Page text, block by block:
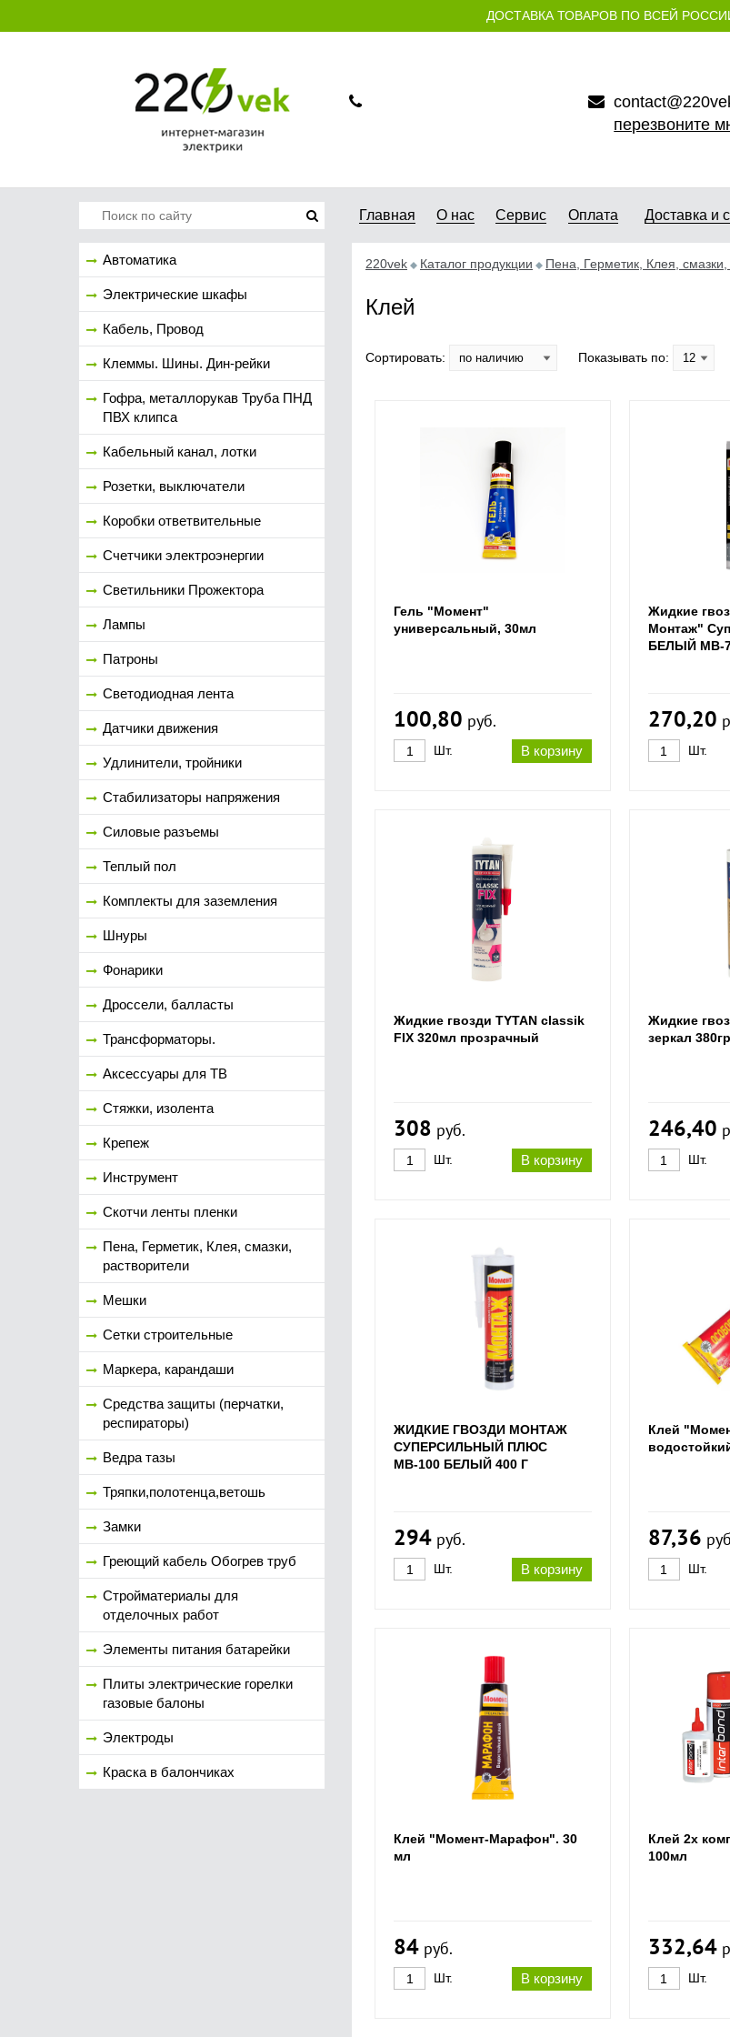
ДОСТАВКА ТОВАРОВ ПО ВСЕЙ
перезвоните
Автоматика
Электрические шкафы
Кабель, Провод
Клеммы. Шины. Дин-рейки
Гофра, металлорукав Труба ПНД
ПВХ клипса
Кабельный канал, лотки
Розетки, выключатели
Коробки ответвительные
Счетчики электроэнергии
Светильники Прожектора
Лампы
Патроны
Светодиодная лента
Датчики движения
Удлинители, тройники
Стабилизаторы напряжения
Силовые разъемы
Теплый пол
Комплекты для заземления
Шнуры
Фонарики
Дроссели, балласты
Трансформаторы.
Аксессуары для ТВ
Стяжки, изолента
Крепеж
Инструмент
Скотчи ленты пленки
Пена, Герметик, Клея, смазки,
растворители
Мешки
Сетки строительные
Маркера, карандаши
Средства защиты (перчатки,
респираторы)
Ведра тазы
Тряпки,полотенца,ветошь
Замки
Греющий кабель Обогрев труб
Стройматериалы для
отделочных работ
Элементы питания батарейки
Плиты электрические горелки
газовые балоны
Электроды
Краска в балончиках
Главная О нас Сервис Оплата Доставка и
220vek Каталог продукции Пена, Герметик, Клея, смазки,
Клей
Сортировать: Показывать по:
Гель "Момент"
универсальный, 30мл
100,80 руб.
В корзину
Шт.
Жидкие
Монтаж"
БЕЛЫЙ МВ-
270,20
Шт.
Жидкие гвозди TYTAN classik
FIX 320мл прозрачный
308 руб.
В корзину
Шт.
Жидкие
зеркал
246,40
Шт.
ЖИДКИЕ ГВОЗДИ МОНТАЖ
СУПЕРСИЛЬНЫЙ ПЛЮС
МВ-100 БЕЛЫЙ 400 Г
294 руб.
В корзину
Шт.
Клей
87,36
Шт.
Клей "Момент-Марафон". 30
мл
84 руб.
В корзину
Шт.
Клей 2х
100мл
332,64
Шт.